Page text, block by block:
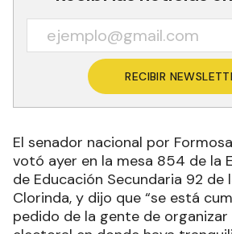
RECIBIR
El senador nacional por
votó ayer en la mesa 854 de la
de Educación Secundaria 92 de
Clorinda, y dijo que “se está
pedido de la gente de organizar